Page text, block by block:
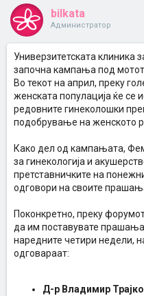
bilkata
Администратор
Универзитетската клиника
започна кампања под
Во текот на април, преку
женската популација ќе се
редовните гинеколошки
подобрување на женското
Како дел од кампањата,
за гинекологија и
претставничките на
одговори на своите
Поконкретно, преку
да им поставувате прашања
наредните четири недели,
одговараат:
Д-р Владимир